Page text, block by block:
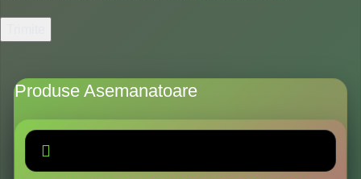
Produse Asemanatoare